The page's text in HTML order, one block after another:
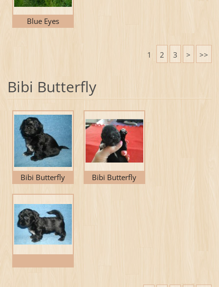
Blue Eyes
1 2 3 > >>
Bibi Butterfly
Bibi Butterfly Bibi Butterfly